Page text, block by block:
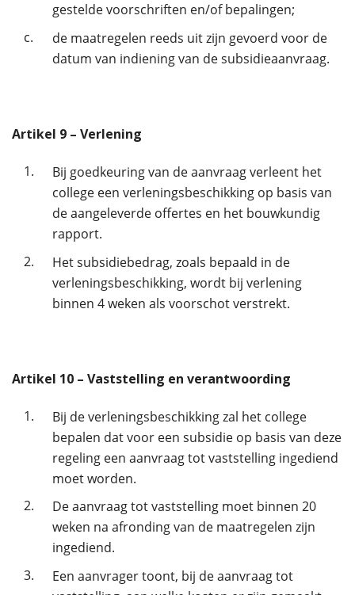
gestelde voorschriften en/of bepalingen;
c.
de maatregelen reeds uit zijn gevoerd voor de
datum van indiening van de subsidieaanvraag.
Artikel 9 – Verlening
1.
Bij goedkeuring van de aanvraag verleent het
college een verleningsbeschikking op basis van
de aangeleverde offertes en het bouwkundig
rapport.
2.
Het subsidiebedrag, zoals bepaald in de
verleningsbeschikking, wordt bij verlening
binnen 4 weken als voorschot verstrekt.
Artikel 10 – Vaststelling en verantwoording
1.
Bij de verleningsbeschikking zal het college
bepalen dat voor een subsidie op basis van deze
regeling een aanvraag tot vaststelling ingediend
moet worden.
2.
De aanvraag tot vaststelling moet binnen 20
weken na afronding van de maatregelen zijn
ingediend.
3.
Een aanvrager toont, bij de aanvraag tot